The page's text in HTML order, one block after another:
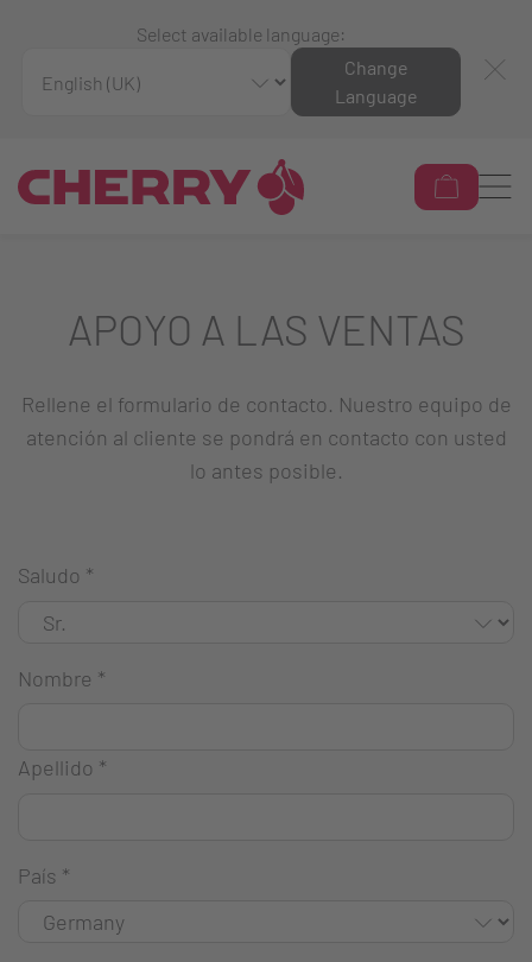
Select available language:
Change
Language
APOYO A LAS VENTAS
Rellene el formulario de contacto. Nuestro equipo de
atención al cliente se pondrá en contacto con usted
lo antes posible.
Saludo *
Nombre *
Apellido *
País *